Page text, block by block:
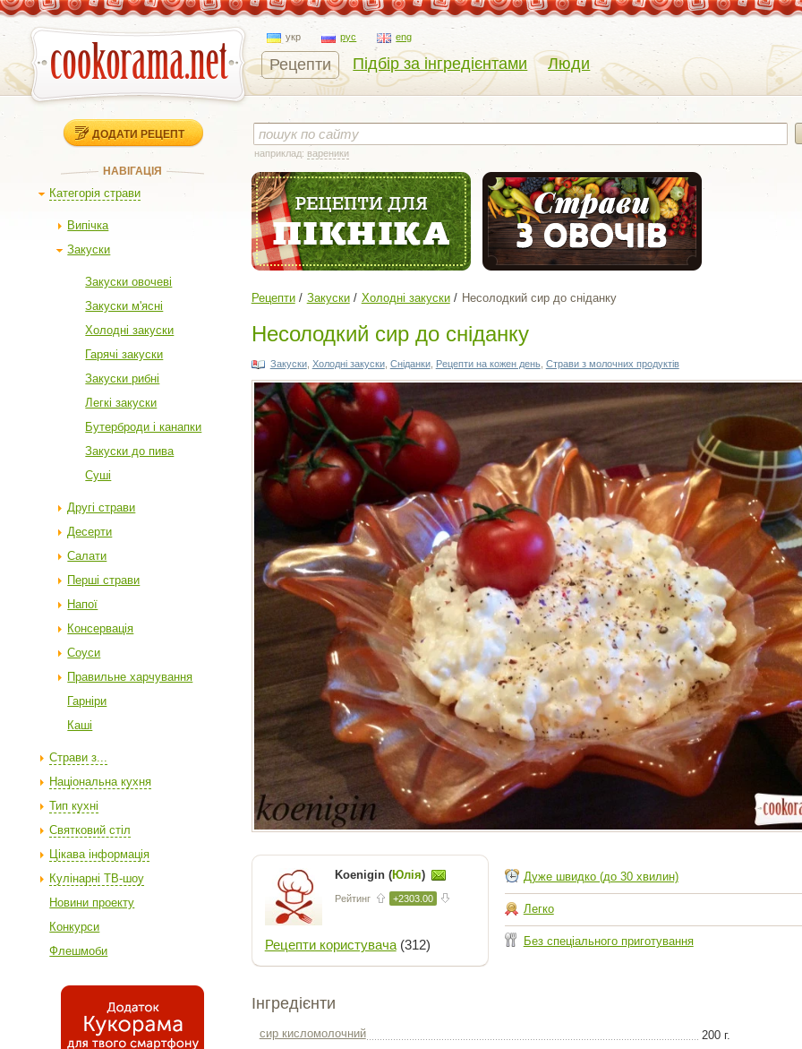
укр рус eng
Рецепти Підбір за інгредієнтами Люди
ДОДАТИ РЕЦЕПТ
НАВІГАЦІЯ
Категорія страви
Випічка
Закуски
Закуски овочеві
Закуски м'ясні
Холодні закуски
Гарячі закуски
Закуски рибні
Легкі закуски
Бутерброди і канапки
Закуски до пива
Суші
Другі страви
Десерти
Салати
Перші страви
Напої
Консервація
Соуси
Правильне харчування
Гарніри
Каші
Страви з...
Національна кухня
Тип кухні
Святковий стіл
Цікава інформація
Кулінарні ТВ-шоу
Новини проекту
Конкурси
Флешмоби
наприклад: вареники
Рецепти Закуски Холодні закуски Несолодкий сир до сніданку
Несолодкий сир до сніданку
Закуски, Холодні закуски, Сніданки, Рецепти на кожен день, Страви з молочних продуктів
Koenigin (Юлія)
Рейтинг +2303.00
Рецепти користувача(312)
Дуже швидко (до 30 хвилин)
Легко
Без спеціального приготування
Інгредієнти
сир кисломолочний
200 г.